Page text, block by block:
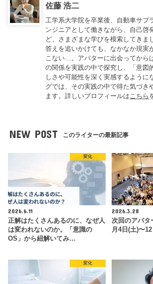
佐藤 浩二
工学系大学院を卒業後、自動車サプ
ンジニアとして働きながら、自己啓
ど、さまざまな学びを模索してきま
答えを追いかけても、なかなか現実
こない…。アバターに出会ってから
の関係を実践の中で探究し、「意図
しさや可能性を深く実感するように
グでは、その実践の中で得た気づき
ます。詳しいプロフィールは こちら
NEW POST このライターの最新記事
変化
2026.6.11
正解はたくさんあるのに、なぜ人
は変われないのか。「意識の
OS」から紐解いてみ…
2026.3.28
次回のアバ
月4日(土)〜
変化